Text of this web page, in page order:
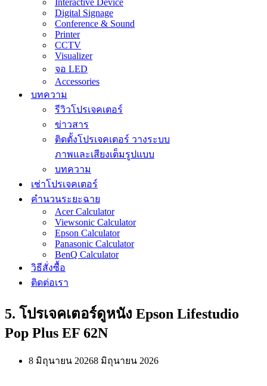
Digital Signage
Conference & Sound
Printer
CCTV
Visualizer
จอ LED
Accessories
บทความ
รีวิวโปรเจคเตอร์
ข่าวสาร
ติดตั้งโปรเจคเตอร์ วางระบบ
ภาพและเสียงเต็มรูปแบบ
บทความ
เช่าโปรเจคเตอร์
คำนวนระยะฉาย
Acer Calculator
Viewsonic Calculator
Epson Calculator
Panasonic Calculator
BenQ Calculator
วิธีสั่งซื้อ
ติดต่อเรา
5. โปรเจคเตอร์ดูหนัง Epson Lifestudio
Pop Plus EF 62N
8 มิถุนายน 20268 มิถุนายน 2026